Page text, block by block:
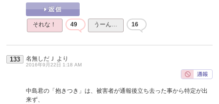
それな！ 49 うーん… 16
133 名無しだＪ より
2016年9月22日 1:18 AM
中島君の「抱きつき」は、被害者が通報後立ち去った事から特定が出
来ず、